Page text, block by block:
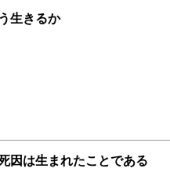
生きるか
因は生まれたことである